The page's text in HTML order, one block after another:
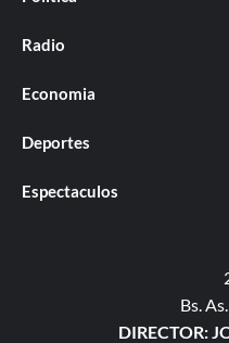
Radio
Economia
Deportes
Espectaculos
Bs.
DIRECTOR: